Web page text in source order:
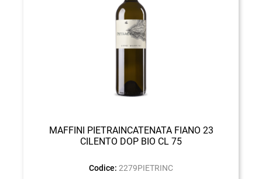
MAFFINI PIETRAINCATENATA FIANO 23
CILENTO DOP BIO CL 75
Codice: 2279PIETRINC